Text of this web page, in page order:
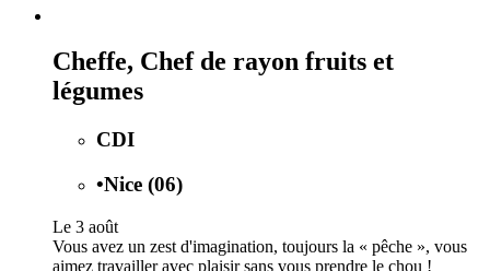
Cheffe, Chef de rayon fruits et
légumes
CDI
•Nice (06)
Le 3 août
Vous avez un zest d'imagination, toujours la « pêche », vous
aimez travailler avec plaisir sans vous prendre le chou !